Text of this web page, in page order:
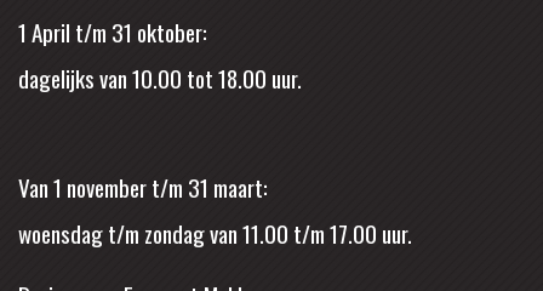
1 April t/m 31 oktober:
dagelijks van 10.00 tot 18.00 uur.
Van 1 november t/m 31 maart:
woensdag t/m zondag van 11.00 t/m 17.00 uur.